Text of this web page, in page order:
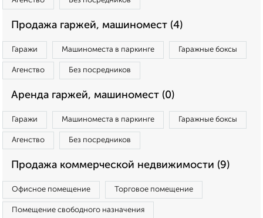
Продажа гаржей, машиномест (4)
Гаражи Машиноместа в паркинге Гаражные боксы
Агенство Без посредников
Аренда гаржей, машиномест (0)
Гаражи Машиноместа в паркинге Гаражные боксы
Агенство Без посредников
Продажа коммерческой недвижимости (9)
Офисное помещение Торговое помещение
Помещение свободного назначения